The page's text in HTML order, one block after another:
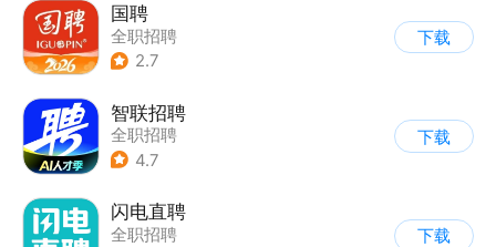
国聘
全职招聘
2.7
下载
智联招聘
全职招聘
4.7
下载
闪电直聘
全职招聘
下载